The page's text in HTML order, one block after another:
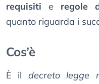
requisiti e regole
quanto riguarda i
Cos’è
È il decreto